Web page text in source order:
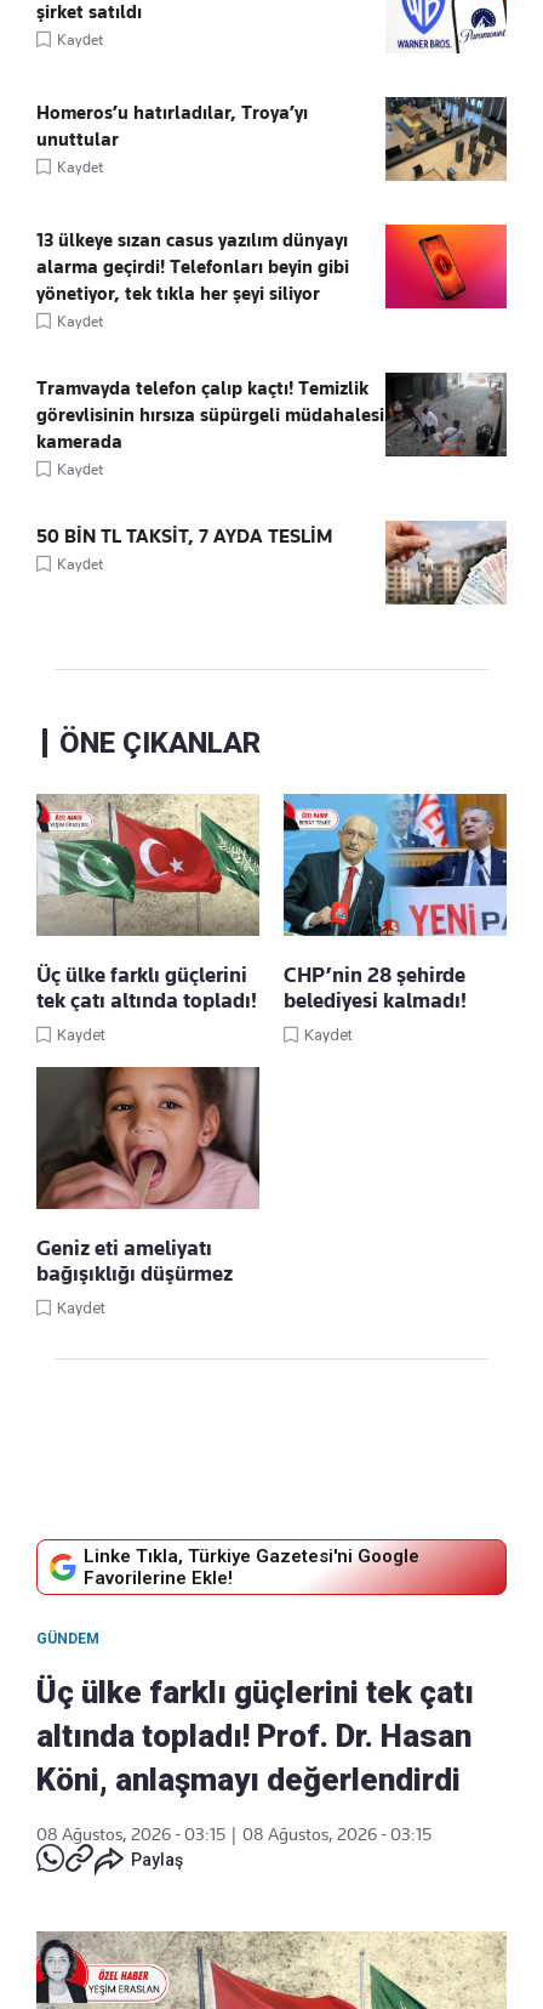
şirket satıldı
Kaydet
Homeros’u hatırladılar, Troya’yı
unuttular
Kaydet
13 ülkeye sızan casus yazılım dünyayı
alarma geçirdi! Telefonları beyin gibi
yönetiyor, tek tıkla her şeyi siliyor
Kaydet
Tramvayda telefon çalıp kaçtı! Temizlik
görevlisinin hırsıza süpürgeli müdahalesi
kamerada
Kaydet
50 BİN TL TAKSİT, 7 AYDA TESLİM
Kaydet
ÖNE ÇIKANLAR
Üç ülke farklı güçlerini
tek çatı altında topladı!
Kaydet
CHP’nin 28 şehirde
belediyesi kalmadı!
Kaydet
Geniz eti ameliyatı
bağışıklığı düşürmez
Kaydet
Linke Tıkla, Türkiye Gazetesi'ni Google
Favorilerine Ekle!
GÜNDEM
Üç ülke farklı güçlerini tek çatı
altında topladı! Prof. Dr. Hasan
Köni, anlaşmayı değerlendirdi
08 Ağustos, 2026 - 03:15
08 Ağustos, 2026 - 03:15
Paylaş